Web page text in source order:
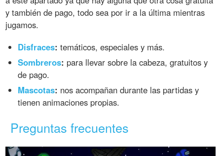
y también de pago, todo sea por ir a la última mientras
jugamos.
Disfraces: temáticos, especiales y más.
Sombreros: para llevar sobre la cabeza, gratuitos y
de pago.
Mascotas: nos acompañan durante las partidas y
tienen animaciones propias.
Preguntas frecuentes